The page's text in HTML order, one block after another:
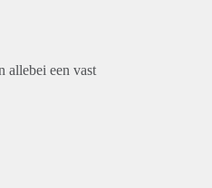
allebei een vast